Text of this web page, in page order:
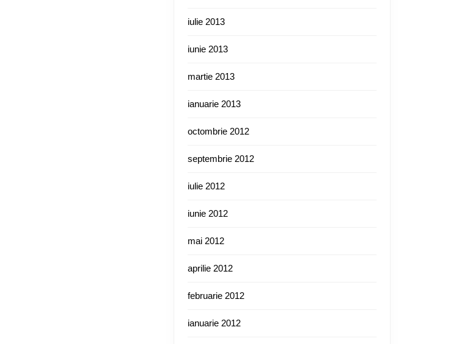
iulie 2013
iunie 2013
martie 2013
ianuarie 2013
octombrie 2012
septembrie 2012
iulie 2012
iunie 2012
mai 2012
aprilie 2012
februarie 2012
ianuarie 2012